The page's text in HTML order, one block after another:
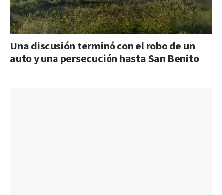
Una discusión terminó con el robo de un
auto y una persecución hasta San Benito